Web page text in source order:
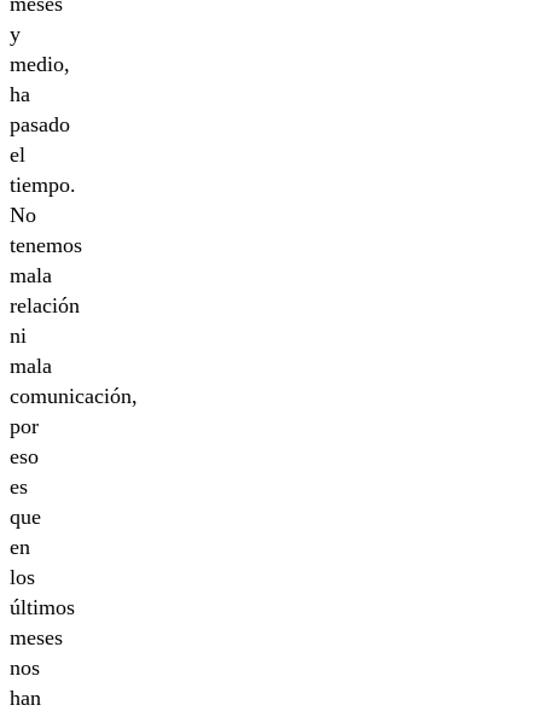
y
medio,
ha
pasado
el
tiempo.
No
tenemos
mala
relación
ni
mala
comunicación,
por
eso
es
que
en
los
últimos
meses
nos
han